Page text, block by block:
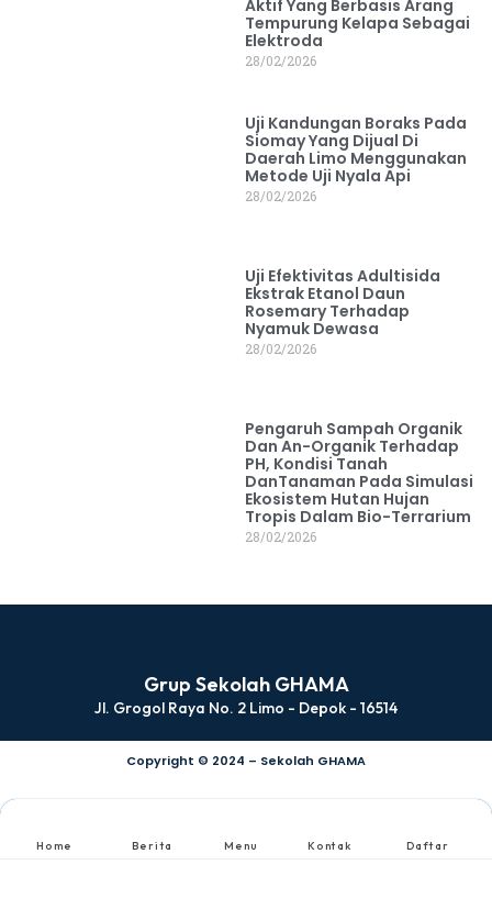
Aktif Yang Berbasis Arang
Tempurung Kelapa Sebagai
Elektroda
28/02/2026
Uji Kandungan Boraks Pada
Siomay Yang Dijual Di
Daerah Limo Menggunakan
Metode Uji Nyala Api
28/02/2026
Uji Efektivitas Adultisida
Ekstrak Etanol Daun
Rosemary Terhadap
Nyamuk Dewasa
28/02/2026
Pengaruh Sampah Organik
Dan An-Organik Terhadap
PH, Kondisi Tanah
DanTanaman Pada Simulasi
Ekosistem Hutan Hujan
Tropis Dalam Bio-Terrarium
28/02/2026
Grup Sekolah GHAMA
Jl. Grogol Raya No. 2 Limo - Depok - 16514
Copyright © 2024 – Sekolah GHAMA
Home Berita Menu Kontak Daftar